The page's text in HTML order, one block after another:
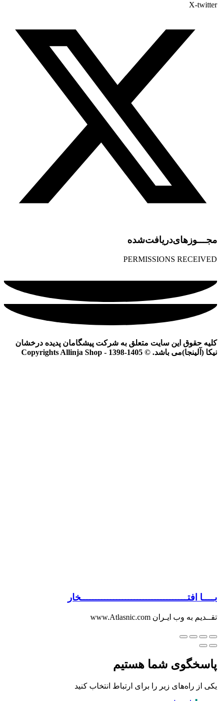
X-twitter
مجـــوز‌های‌دریافت‌شده
PERMISSIONS RECEIVED
کلیه حقوق این سایت متعلق به شرکت پیشگامان پدیده درخشان
نیکا (آلینجا)می باشد. © Copyrights Allinja Shop - 1398-1405
بــــا افتــــــــــــــــــــــــــــــــــــخار
تقــدیم به وب ایـران www.Atlasnic.com
پاسخگوی شما هستیم
یکی از راه‌های زیر را برای ارتباط انتخاب کنید